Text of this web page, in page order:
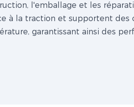
l'emballage et les
à la traction et supportent
garantissant ainsi des